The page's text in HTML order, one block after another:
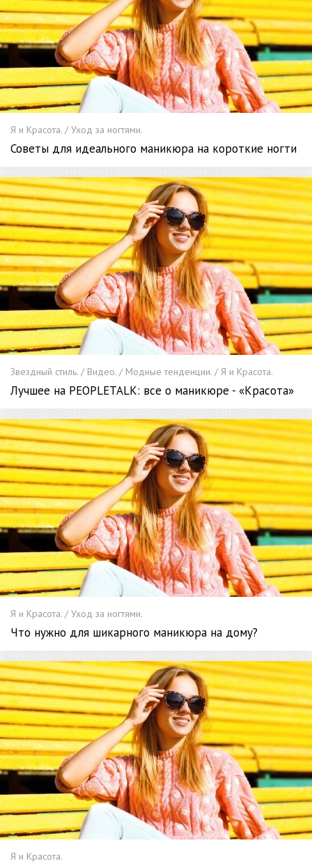
Я и Красота. / Уход за ногтями.
Советы для идеального маникюра на короткие ногти
Звездный стиль. / Видео. / Модные тенденции. / Я и Красота.
Лучшее на PEOPLETALK: все о маникюре - «Красота»
Я и Красота. / Уход за ногтями.
Что нужно для шикарного маникюра на дому?
Я и Красота.